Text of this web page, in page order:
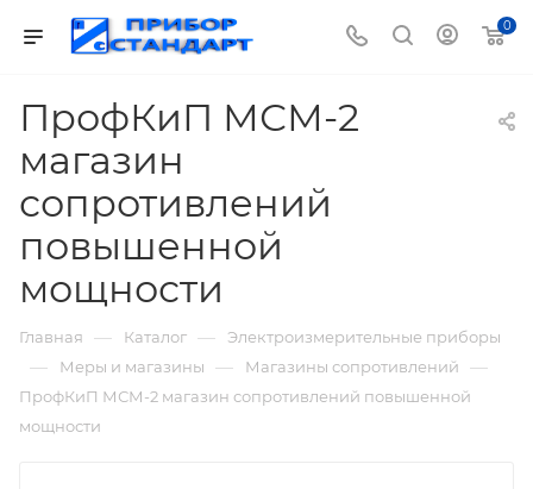
0
ПрофКиП МСМ-2
магазин
сопротивлений
повышенной
мощности
Главная — Каталог — Электроизмерительные приборы
— Меры и магазины — Магазины сопротивлений —
ПрофКиП МСМ-2 магазин сопротивлений повышенной
мощности